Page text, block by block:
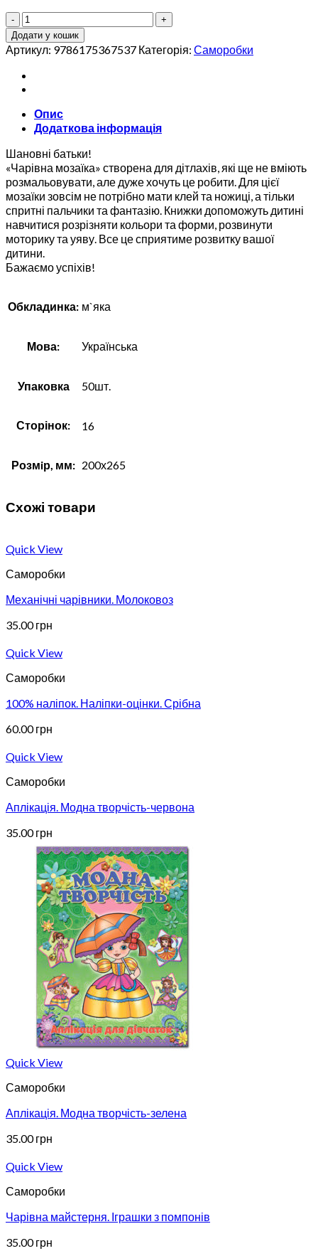
Чарівна
мозаїка
з
наліпками.
Синя
кількість
Додати у кошик
Артикул: 9786175367537 Категорія: Саморобки
Опис
Додаткова інформація
Шановні батьки!
«Чарівна мозаїка» створена для дітлахів, які ще не вміють
розмальовувати, але дуже хочуть це робити. Для цієї
мозаїки зовсім не потрібно мати клей та ножиці, а тільки
спритні пальчики та фантазію. Книжки допоможуть дитині
навчитися розрізняти кольори та форми, розвинути
моторику та уяву. Все це сприятиме розвитку вашої
дитини.
Бажаємо успіхів!
Обкладинка: м`яка
Мова: Українська
Упаковка 50шт.
Сторінок: 16
Розмiр, мм: 200х265
Схожі товари
Quick View
Саморобки
Механічні чарівники. Молоковоз
35.00грн
Quick View
Саморобки
100% наліпок. Наліпки-оцінки. Срібна
60.00грн
Quick View
Саморобки
Аплікація. Модна творчість-червона
35.00грн
Quick View
Саморобки
Аплікація. Модна творчість-зелена
35.00грн
Quick View
Саморобки
Чарівна майстерня. Іграшки з помпонів
35.00грн